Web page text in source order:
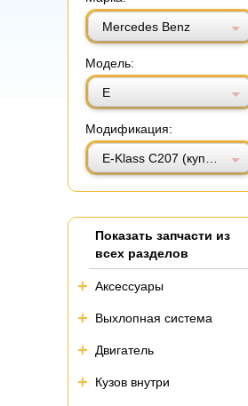
Mercedes Benz
Модель:
E
Модификация:
Показать запчасти из
всех разделов
Аксессуары
Выхлопная система
Двигатель
Кузов внутри